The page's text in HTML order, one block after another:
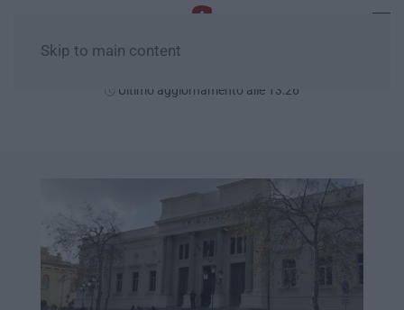
Skip to main content
Ultimo aggiornamento alle 13:26